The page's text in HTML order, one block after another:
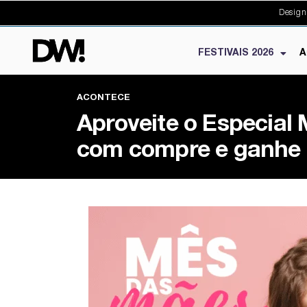
FESTIVAIS 2026
ACONTECE
Aproveite o Especial
com compre e ganhe